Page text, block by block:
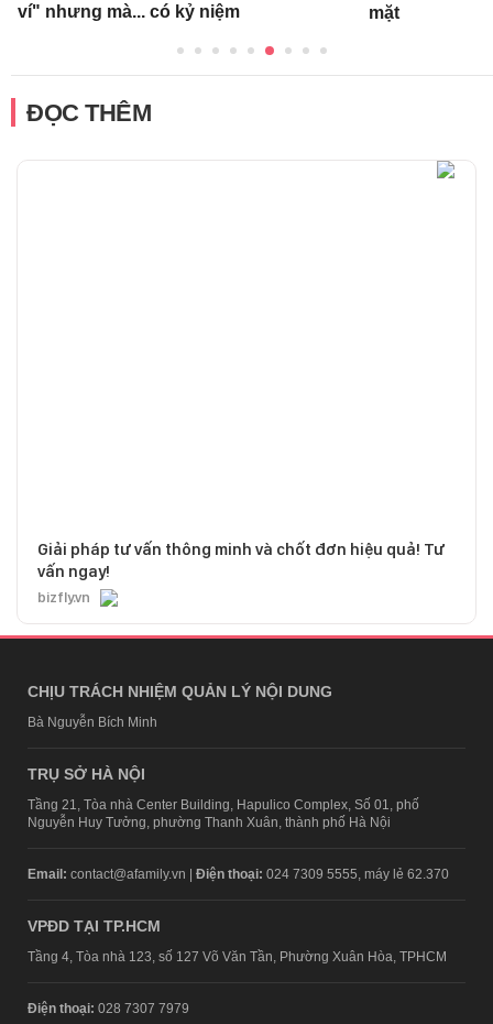
ví" nhưng mà... có kỷ niệm
mặt
ĐỌC THÊM
Giải pháp tư vấn thông minh và chốt đơn hiệu quả! Tư
vấn ngay!
bizfly.vn
CHỊU TRÁCH NHIỆM QUẢN LÝ NỘI DUNG
Bà Nguyễn Bích Minh
TRỤ SỞ HÀ NỘI
Tầng 21, Tòa nhà Center Building, Hapulico Complex, Số 01, phố
Nguyễn Huy Tưởng, phường Thanh Xuân, thành phố Hà Nội
Email: contact@afamily.vn | Điện thoại: 024 7309 5555, máy lẻ 62.370
VPĐD TẠI TP.HCM
Tầng 4, Tòa nhà 123, số 127 Võ Văn Tần, Phường Xuân Hòa, TPHCM
Điện thoại: 028 7307 7979